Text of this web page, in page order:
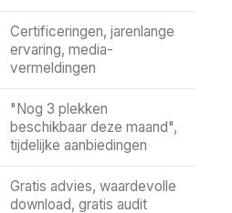
Certificeringen, jarenlange
ervaring, media-
vermeldingen
"Nog 3 plekken
beschikbaar deze maand",
tijdelijke aanbiedingen
Gratis advies, waardevolle
download, gratis audit